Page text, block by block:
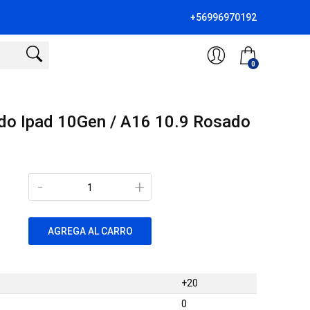
+56996970192
0
Ipad 10Gen / A16 10.9 Rosado
+
-
AGREGA AL CARRO
+20
0